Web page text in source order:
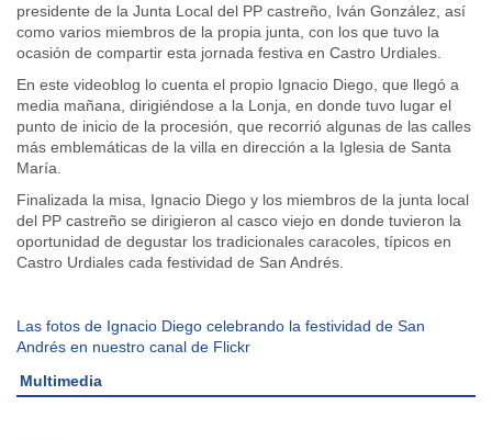
presidente de la Junta Local del PP castreño, Iván González, así
como varios miembros de la propia junta, con los que tuvo la
ocasión de compartir esta jornada festiva en Castro Urdiales.
En este videoblog lo cuenta el propio Ignacio Diego, que llegó a
media mañana, dirigiéndose a la Lonja, en donde tuvo lugar el
punto de inicio de la procesión, que recorrió algunas de las calles
más emblemáticas de la villa en dirección a la Iglesia de Santa
María.
Finalizada la misa, Ignacio Diego y los miembros de la junta local
del PP castreño se dirigieron al casco viejo en donde tuvieron la
oportunidad de degustar los tradicionales caracoles, típicos en
Castro Urdiales cada festividad de San Andrés.
Las fotos de Ignacio Diego celebrando la festividad de San
Andrés en nuestro canal de Flickr
Multimedia